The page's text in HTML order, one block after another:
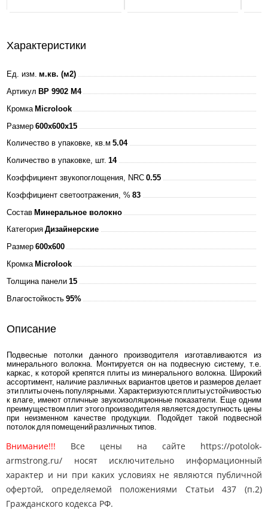
Характеристики
Ед. изм. м.кв. (м2)
Артикул BP 9902 M4
Кромка Microlook
Размер 600x600x15
Количество в упаковке, кв.м 5.04
Количество в упаковке, шт. 14
Коэффициент звукопоглощения, NRC 0.55
Коэффициент светоотражения, % 83
Состав Минеральное волокно
Категория Дизайнерские
Размер 600x600
Кромка Microlook
Толщина панели 15
Влагостойкость 95%
Описание
Подвесные потолки данного производителя изготавливаются из
минерального волокна. Монтируется он на подвесную систему, т.е.
каркас, к которой крепятся плиты из минерального волокна. Широкий
ассортимент, наличие различных вариантов цветов и размеров делает
эти плиты очень популярными. Характеризуются плиты устойчивостью
к влаге, имеют отличные звукоизоляционные показатели. Еще одним
преимуществом плит этого производителя является доступность цены
при неизменном качестве продукции. Подойдет такой подвесной
потолок для помещений различных типов.
Внимание!!! Все цены на сайте https://potolok-
armstrong.ru/ носят исключительно информационный
характер и ни при каких условиях не являются публичной
офертой, определяемой положениями Статьи 437 (п.2)
Гражданского кодекса РФ.